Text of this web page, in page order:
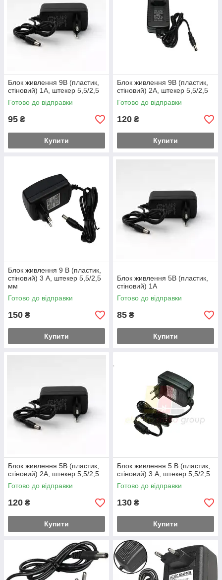
Блок живлення 9В (пластик,
стіновий) 1А, штекер 5,5/2,5
Готово до відправки
95 ₴
Купити
Блок живлення 9В (пластик,
стіновий) 2А, штекер 5,5/2,5
Готово до відправки
120 ₴
Купити
Блок живлення 9 В (пластик,
стіновий) 3 А, штекер 5,5/2,5
мм
Готово до відправки
150 ₴
Купити
Блок живлення 5В (пластик,
стіновий) 1А
Готово до відправки
85 ₴
Купити
Блок живлення 5В (пластик,
стіновий) 2А, штекер 5,5/2,5
Готово до відправки
120 ₴
Купити
Блок живлення 5 В (пластик,
стіновий) 3 А, штекер 5,5/2,5
Готово до відправки
130 ₴
Купити